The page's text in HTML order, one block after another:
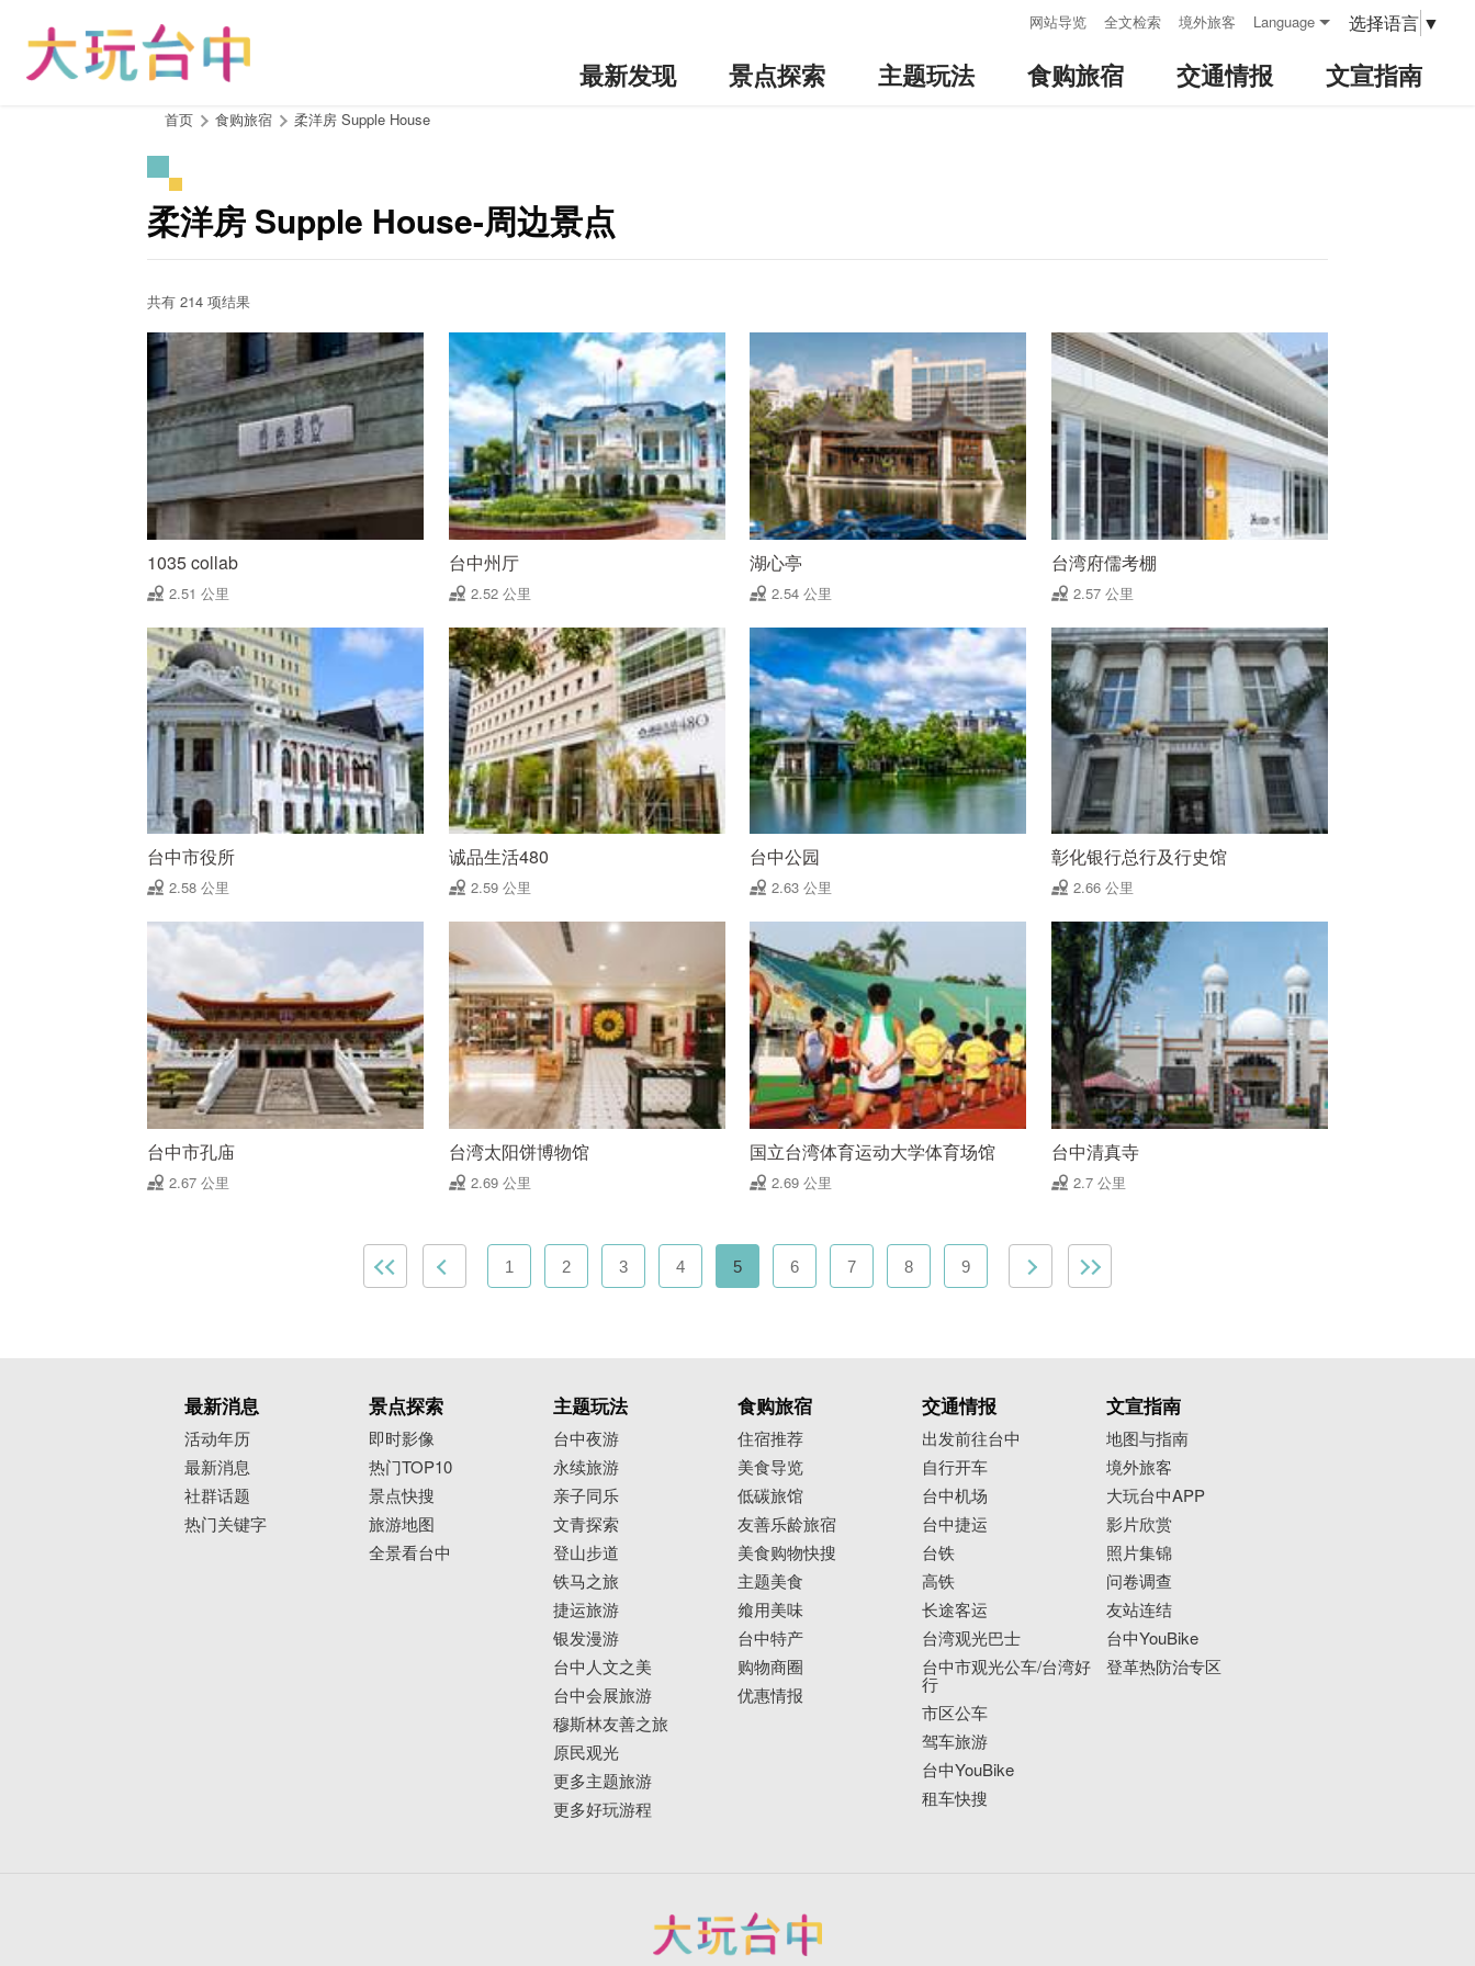
网站导览 全文检索 境外旅客 Language 选择语言 ▼
最新发现 景点探索 主题玩法 食购旅宿 交通情报 文宣指南
首页 食购旅宿 柔洋房 Supple House
柔洋房 Supple House-周边景点
共有 214 项结果
1035 collab
2.51 公里
台中州厅
2.52 公里
湖心亭
2.54 公里
台湾府儒考棚
2.57 公里
台中市役所
2.58 公里
诚品生活480
2.59 公里
台中公园
2.63 公里
彰化银行总行及行史馆
2.66 公里
台中市孔庙
2.67 公里
台湾太阳饼博物馆
2.69 公里
国立台湾体育运动大学体育场馆
2.69 公里
台中清真寺
2.7 公里
1 2 3 4 5 6 7 8 9
最新消息
活动年历
最新消息
社群话题
热门关键字
景点探索
即时影像
热门TOP10
景点快搜
旅游地图
全景看台中
主题玩法
台中夜游
永续旅游
亲子同乐
文青探索
登山步道
铁马之旅
捷运旅游
银发漫游
台中人文之美
台中会展旅游
穆斯林友善之旅
原民观光
更多主题旅游
更多好玩游程
食购旅宿
住宿推荐
美食导览
低碳旅馆
友善乐龄旅宿
美食购物快搜
主题美食
飨用美味
台中特产
购物商圈
优惠情报
交通情报
出发前往台中
自行开车
台中机场
台中捷运
台铁
高铁
长途客运
台湾观光巴士
台中市观光公车/台湾好
行
市区公车
驾车旅游
台中YouBike
租车快搜
文宣指南
地图与指南
境外旅客
大玩台中APP
影片欣赏
照片集锦
问卷调查
友站连结
台中YouBike
登革热防治专区